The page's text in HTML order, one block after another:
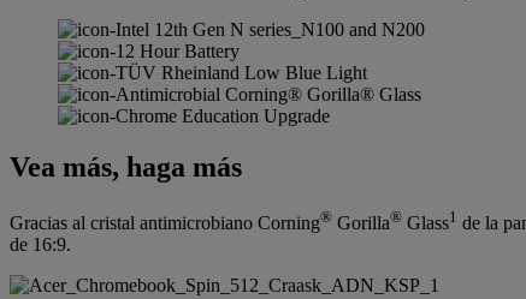
Vea más, haga más
Gracias al cristal antimicrobiano Corning® Gorilla® Glass1 de la
de 16:9.